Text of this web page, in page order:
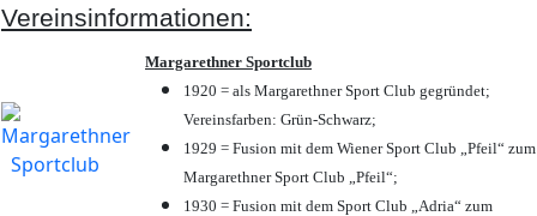
Vereinsinformationen:
Margarethner Sportclub
1920 = als Margarethner Sport Club gegründet;
Vereinsfarben: Grün-Schwarz;
1929 = Fusion mit dem Wiener Sport Club „Pfeil“ zum
Margarethner Sport Club „Pfeil“;
1930 = Fusion mit dem Sport Club „Adria“ zum